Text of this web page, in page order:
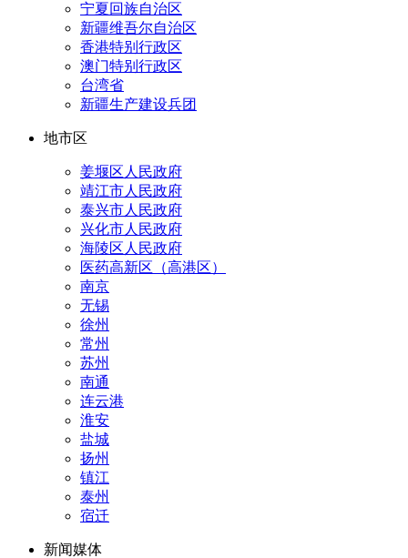
宁夏回族自治区
新疆维吾尔自治区
香港特别行政区
澳门特别行政区
台湾省
新疆生产建设兵团
地市区
姜堰区人民政府
靖江市人民政府
泰兴市人民政府
兴化市人民政府
海陵区人民政府
医药高新区（高港区）
南京
无锡
徐州
常州
苏州
南通
连云港
淮安
盐城
扬州
镇江
泰州
宿迁
新闻媒体